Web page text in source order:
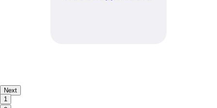
Next
1